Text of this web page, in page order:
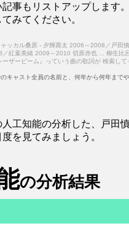
事もリストアップします
みてください。
ッカル桑原 - 夕輝壽太 2006～2008／戸田
紅葉美緒 2009～2010 切原赤也 ... 柳生比
ザービーム』っていう曲の歌詞が 検索して
キャスト全員の名前と、何年から何年まで
工知能の分析した、戸田
を見てみましょう。
の分析結果